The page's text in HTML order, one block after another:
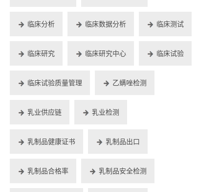
临床分析 临床数据分析 临床测试
临床研究 临床研究中心 临床试验
临床试验质量管理 乙螨唑检测
乳业供应链 乳业检测
乳制品健康证书 乳制品出口
乳制品合格率 乳制品安全检测